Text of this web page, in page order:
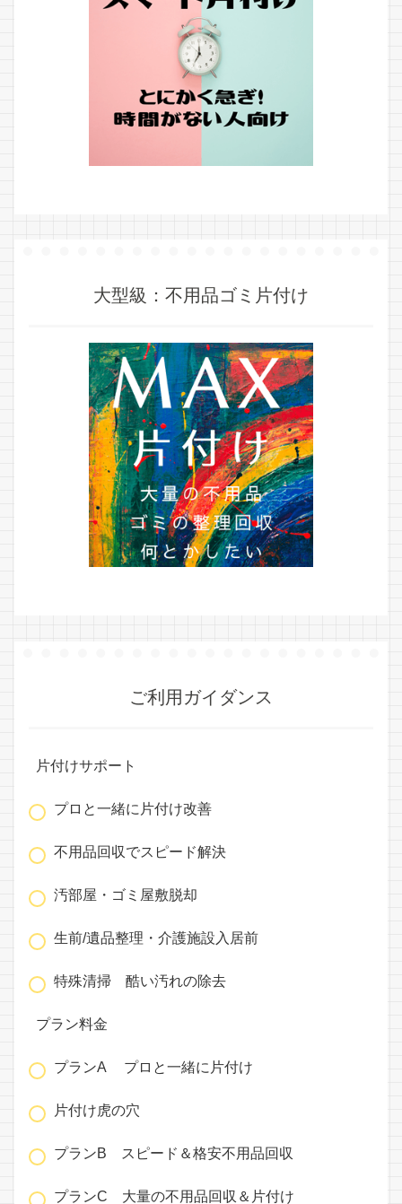
大型級：不用品ゴミ片付け
ご利用ガイダンス
片付けサポート
プロと一緒に片付け改善
不用品回収でスピード解決
汚部屋・ゴミ屋敷脱却
生前/遺品整理・介護施設入居前
特殊清掃 酷い汚れの除去
プラン料金
プランA プロと一緒に片付け
片付け虎の穴
プランB スピード＆格安不用品回収
プランC 大量の不用品回収＆片付け